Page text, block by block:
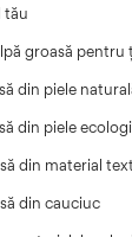
tău
groasă pentru
din piele
din piele
din material
din cauciuc